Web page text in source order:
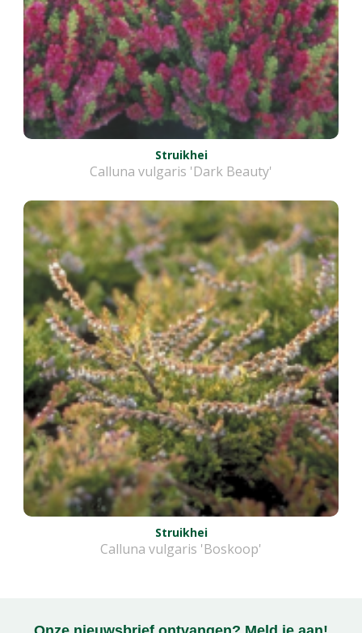
Struikhei
Calluna vulgaris 'Dark Beauty'
Struikhei
Calluna vulgaris 'Boskoop'